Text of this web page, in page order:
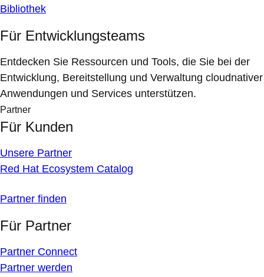
Bibliothek
Für Entwicklungsteams
Entdecken Sie Ressourcen und Tools, die Sie bei der
Entwicklung, Bereitstellung und Verwaltung cloudnativer
Anwendungen und Services unterstützen.
Partner
Für Kunden
Unsere Partner
Red Hat Ecosystem Catalog
Partner finden
Für Partner
Partner Connect
Partner werden